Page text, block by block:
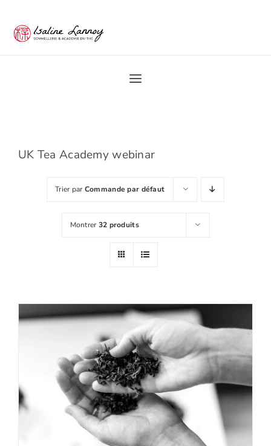
Toggle
Académie du Thé
Les Ateliers du thé
Tea Blog
UK Tea Academy webinar
Trier parCommande par défaut
Montrer32 produits